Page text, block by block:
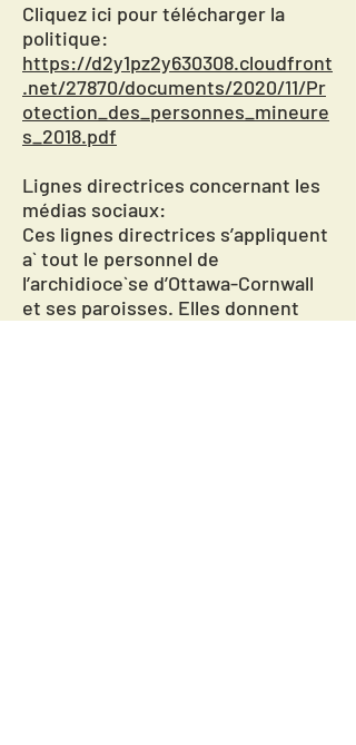
Cliquez ici pour télécharger la
politique:
https://d2y1pz2y630308.cloudfront
.net/27870/documents/2020/11/Pr
otection_des_personnes_mineure
s_2018.pdf
Lignes directrices concernant les
médias sociaux:
Ces lignes directrices s’appliquent
a` tout le personnel de
l’archidioce`se d’Ottawa-Cornwall
et ses paroisses. Elles donnent